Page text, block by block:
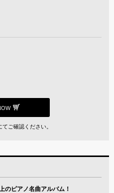
ご確認ください。
のピアノ名曲アルバム！